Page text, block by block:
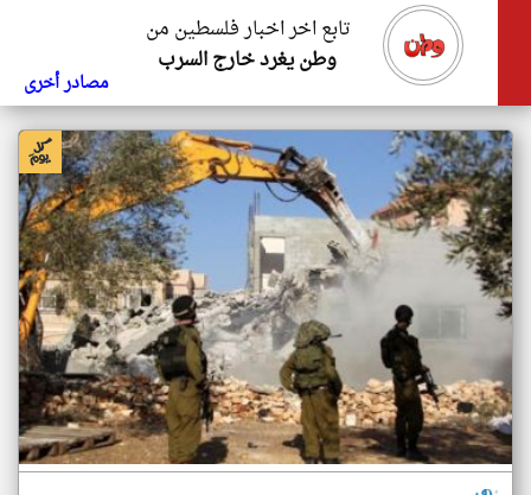
تابع اخر اخبار فلسطين من
وطن يغرد خارج السرب
مصادر أخرى